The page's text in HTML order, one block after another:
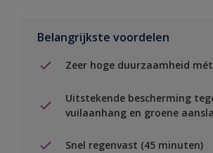
Belangrijkste voordelen
Zeer hoge duurzaamheid
Uitstekende bescherming
vuilaanhang en groene
Snel regenvast (45 minuten)